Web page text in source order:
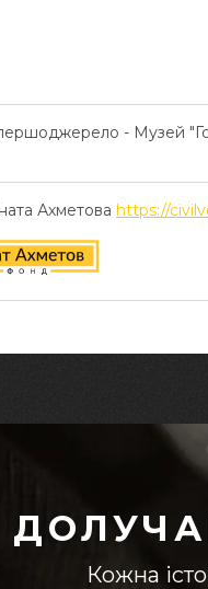
першоджерело - Музей
Ахметова https://
Кожна